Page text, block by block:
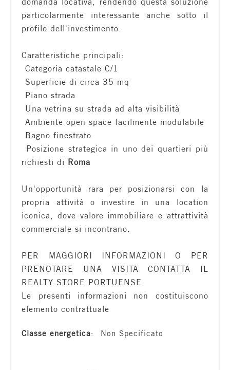
particolarmente interessante anche sotto il
profilo dell'investimento.
Caratteristiche principali:
 Categoria catastale C/1
 Superficie di circa 35 mq
 Piano strada
 Una vetrina su strada ad alta visibilità
 Ambiente open space facilmente modulabile
 Bagno finestrato
 Posizione strategica in uno dei quartieri più
richiesti di Roma
Un'opportunità rara per posizionarsi con la
propria attività o investire in una location
iconica, dove valore immobiliare e attrattività
commerciale si incontrano.
PER MAGGIORI INFORMAZIONI O PER
PRENOTARE UNA VISITA CONTATTA IL
REALTY STORE PORTUENSE
Le presenti informazioni non costituiscono
elemento contrattuale
Classe energetica: Non Specificato
1
3
4
5
5+
Bagni
minimi
1
2
3